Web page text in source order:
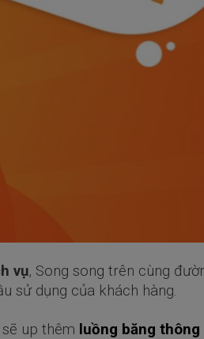
vụ, Song song trên cùng
sử dụng của khách hàng.
up thêm luồng băng thông